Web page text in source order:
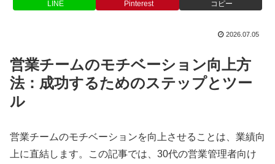
LINE Pinterest コピー
2026.07.05
営業チームのモチベーション向上方
法：成功するためのステップとツー
ル
営業チームのモチベーションを向上させることは、業績向
上に直結します。この記事では、30代の営業管理者向け